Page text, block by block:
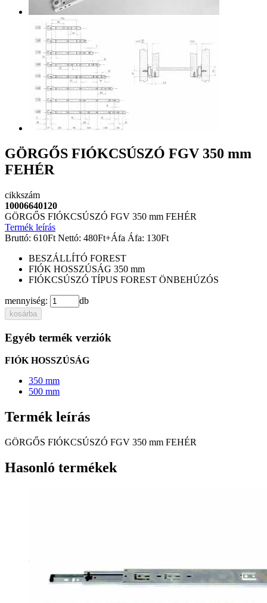
GÖRGŐS FIÓKCSÚSZÓ FGV 350 mm
FEHÉR
cikkszám
10006640120
GÖRGŐS FIÓKCSÚSZÓ FGV 350 mm FEHÉR
Termék leírás
Bruttó: 610Ft Nettó: 480Ft+Áfa Áfa: 130Ft
BESZÁLLÍTÓ FOREST
FIÓK HOSSZÚSÁG 350 mm
FIÓKCSÚSZÓ TÍPUS FOREST ÖNBEHÚZÓS
mennyiség: db
kosárba
Egyéb termék verziók
FIÓK HOSSZÚSÁG
350 mm
500 mm
Termék leírás
GÖRGŐS FIÓKCSÚSZÓ FGV 350 mm FEHÉR
Hasonló termékek